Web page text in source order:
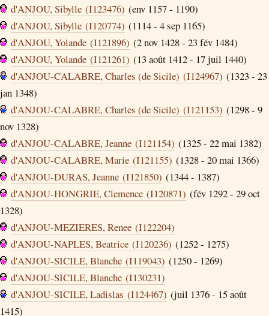
d'ANJOU, Sibylle (I123476) (env 1157 - 1190)
d'ANJOU, Sibylle (I120774) (1114 - 4 sep 1165)
d'ANJOU, Yolande (I121896) (2 nov 1428 - 23 fév 1484)
d'ANJOU, Yolande (I121261) (13 août 1412 - 17 juil 1440)
d'ANJOU-CALABRE, Charles (de Sicile) (I124967) (1323 - 23
jan 1348)
d'ANJOU-CALABRE, Charles (de Sicile) (I121153) (1298 - 9
nov 1328)
d'ANJOU-CALABRE, Jeanne (I121154) (1325 - 22 mai 1382)
d'ANJOU-CALABRE, Marie (I121155) (1328 - 20 mai 1366)
d'ANJOU-DURAS, Jeanne (I121850) (1344 - 1387)
d'ANJOU-HONGRIE, Clemence (I120871) (fév 1292 - 29 oct
1328)
d'ANJOU-MEZIERES, Renee (I122204)
d'ANJOU-NAPLES, Beatrice (I120236) (1252 - 1275)
d'ANJOU-SICILE, Blanche (I119043) (1250 - 1269)
d'ANJOU-SICILE, Blanche (I130231)
d'ANJOU-SICILE, Ladislas (I124467) (juil 1376 - 15 août
1415)